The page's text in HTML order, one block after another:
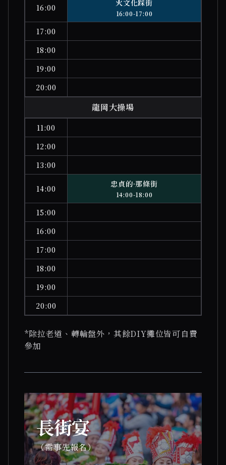
16:00 火文化踩街
16:00-17:00
17:00
18:00
19:00
20:00
龍岡大操場
11:00
12:00
13:00
14:00 忠貞的·那條街
14:00-18:00
15:00
16:00
17:00
18:00
19:00
20:00
*除拉老道、轉輪盤外，其餘DIY攤位皆可自費
參加
長街宴
（需事先報名）